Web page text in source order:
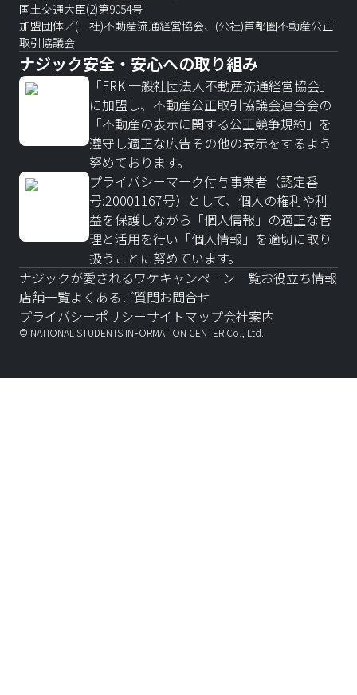
国土交通大臣(2)第9054号
加盟団体／(一社)不動産流通経営協会、(公社)首都圏不動産公正
取引協議会
ナジック安全・安心への取り組み
「FRK 一般社団法人不動産流通経営協会」
に加盟し、不動産公正取引協議会連合会の
「不動産の表示に関する公正競争規約」を
遵守し適正な広告その他の表示をするよう
努めております。
プライバシーマーク付与事業者（認定番
号:20001167号）として、個人の権利や利
益を保護しながら「個人情報」の適正な管
理と活用を行い「個人情報」を適切に取り
扱うことに努めています。
ナジックが愛されるワケキャンペーン一覧お役立ち情報
店舗一覧よくあるご質問お問合せ
プライバシーポリシーサイトマップ会社案内
© NATIONAL STUDENTS INFORMATION CENTER Co., Ltd.